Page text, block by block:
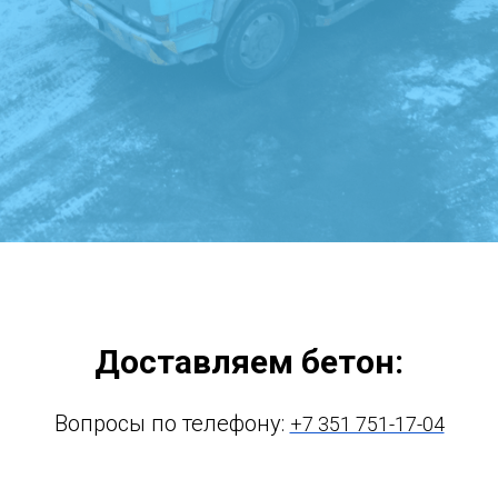
Доставляем бетон:
Вопросы по телефону: +7 351 751-17-04